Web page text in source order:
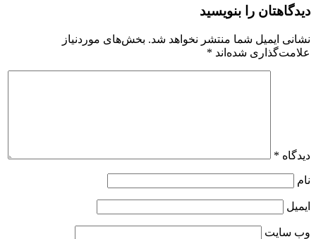
دیدگاهتان را بنویسید
نشانی ایمیل شما منتشر نخواهد شد. بخش‌های موردنیاز
علامت‌گذاری شده‌اند *
دیدگاه *
نام
ایمیل
وب‌ سایت